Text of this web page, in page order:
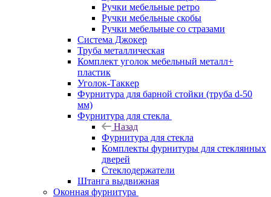
Ручки мебельные ретро
Ручки мебельные скобы
Ручки мебельные со стразами
Система Джокер
Труба металлическая
Комплект уголок мебельный металл+
пластик
Уголок-Таккер
Фурнитура для барной стойки (труба d-50
мм)
Фурнитура для стекла
Назад
Фурнитура для стекла
Комплекты фурнитуры для стеклянных
дверей
Стеклодержатели
Штанга выдвижная
Оконная фурнитура